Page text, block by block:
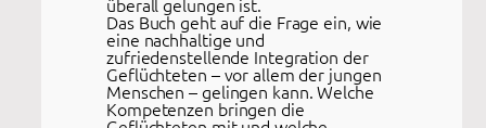
Das Buch geht auf die Frage ein, wie
eine nachhaltige und
zufriedenstellende Integration der
Geflüchteten – vor allem der jungen
Menschen – gelingen kann. Welche
Kompetenzen bringen die